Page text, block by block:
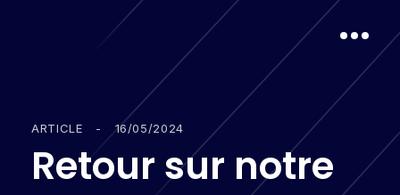
ARTICLE - 16/05/2024
Retour sur notre